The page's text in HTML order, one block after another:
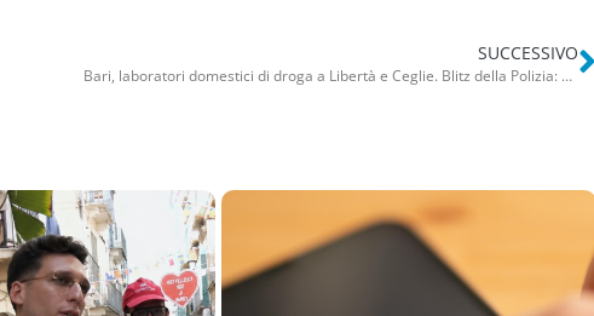
SUCCESSIVO
Bari, laboratori domestici di droga a Libertà e Ceglie. Blitz della Polizia: 4 arresti – FOTO